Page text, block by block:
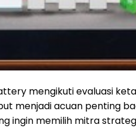
mengikuti evaluasi
menjadi acuan penting
ingin memilih mitra